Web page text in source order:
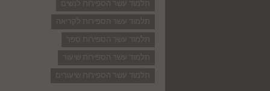
תלמוד עשר הספירות לנשים
תלמוד עשר הספירות לקריאה
תלמוד עשר הספירות ספר
תלמוד עשר הספירות שיעור
תלמוד עשר הספירות שיעורים